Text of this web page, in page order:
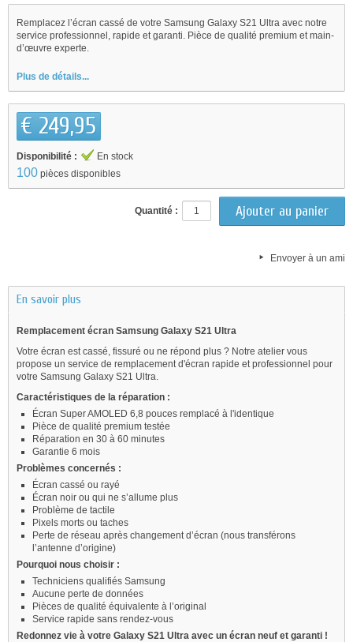
Remplacez l’écran cassé de votre Samsung Galaxy S21 Ultra avec notre
service professionnel, rapide et garanti. Pièce de qualité premium et main-
d’œuvre experte.
Plus de détails...
€ 249,95
Disponibilité : En stock
100 pièces disponibles
Quantité :
Envoyer à un ami
En savoir plus
Remplacement écran Samsung Galaxy S21 Ultra
Votre écran est cassé, fissuré ou ne répond plus ? Notre atelier vous
propose un service de remplacement d'écran rapide et professionnel pour
votre Samsung Galaxy S21 Ultra.
Caractéristiques de la réparation :
Écran Super AMOLED 6,8 pouces remplacé à l'identique
Pièce de qualité premium testée
Réparation en 30 à 60 minutes
Garantie 6 mois
Problèmes concernés :
Écran cassé ou rayé
Écran noir ou qui ne s’allume plus
Problème de tactile
Pixels morts ou taches
Perte de réseau après changement d’écran (nous transférons
l’antenne d’origine)
Pourquoi nous choisir :
Techniciens qualifiés Samsung
Aucune perte de données
Pièces de qualité équivalente à l’original
Service rapide sans rendez-vous
Redonnez vie à votre Galaxy S21 Ultra avec un écran neuf et garanti !